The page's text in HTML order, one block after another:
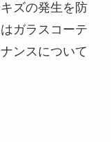
ズの発生を防
ガラスコーテ
ンスについて